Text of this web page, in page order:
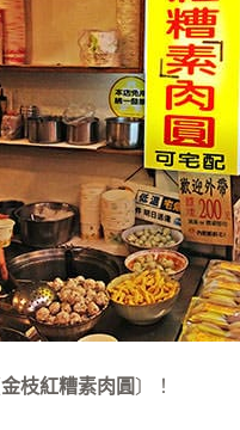
金枝紅糟素肉圓 〕！